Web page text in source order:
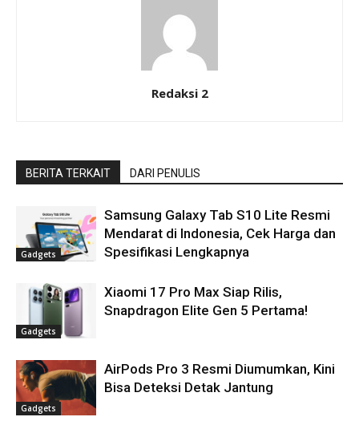
Redaksi 2
BERITA TERKAIT DARI PENULIS
Gadgets
Samsung Galaxy Tab S10 Lite Resmi
Mendarat di Indonesia, Cek Harga dan
Spesifikasi Lengkapnya
Gadgets
Xiaomi 17 Pro Max Siap Rilis,
Snapdragon Elite Gen 5 Pertama!
Gadgets
AirPods Pro 3 Resmi Diumumkan, Kini
Bisa Deteksi Detak Jantung